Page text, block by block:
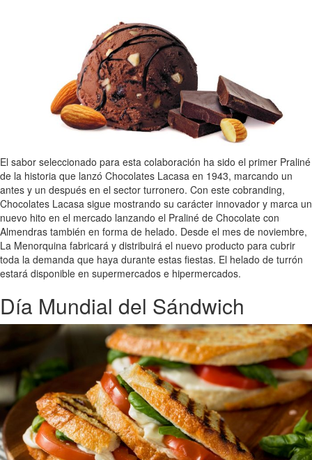
El sabor seleccionado para esta colaboración ha sido el primer Praliné
de la historia que lanzó Chocolates Lacasa en 1943, marcando un
antes y un después en el sector turronero. Con este cobranding,
Chocolates Lacasa sigue mostrando su carácter innovador y marca un
nuevo hito en el mercado lanzando el Praliné de Chocolate con
Almendras también en forma de helado. Desde el mes de noviembre,
La Menorquina fabricará y distribuirá el nuevo producto para cubrir
toda la demanda que haya durante estas fiestas. El helado de turrón
estará disponible en supermercados e hipermercados.
Día Mundial del Sándwich